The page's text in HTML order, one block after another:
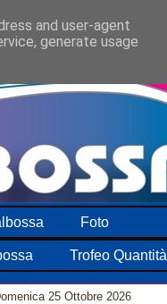
Foto
Trofeo Quantità
25 Ottobre 2026
and user-agent
generate usage